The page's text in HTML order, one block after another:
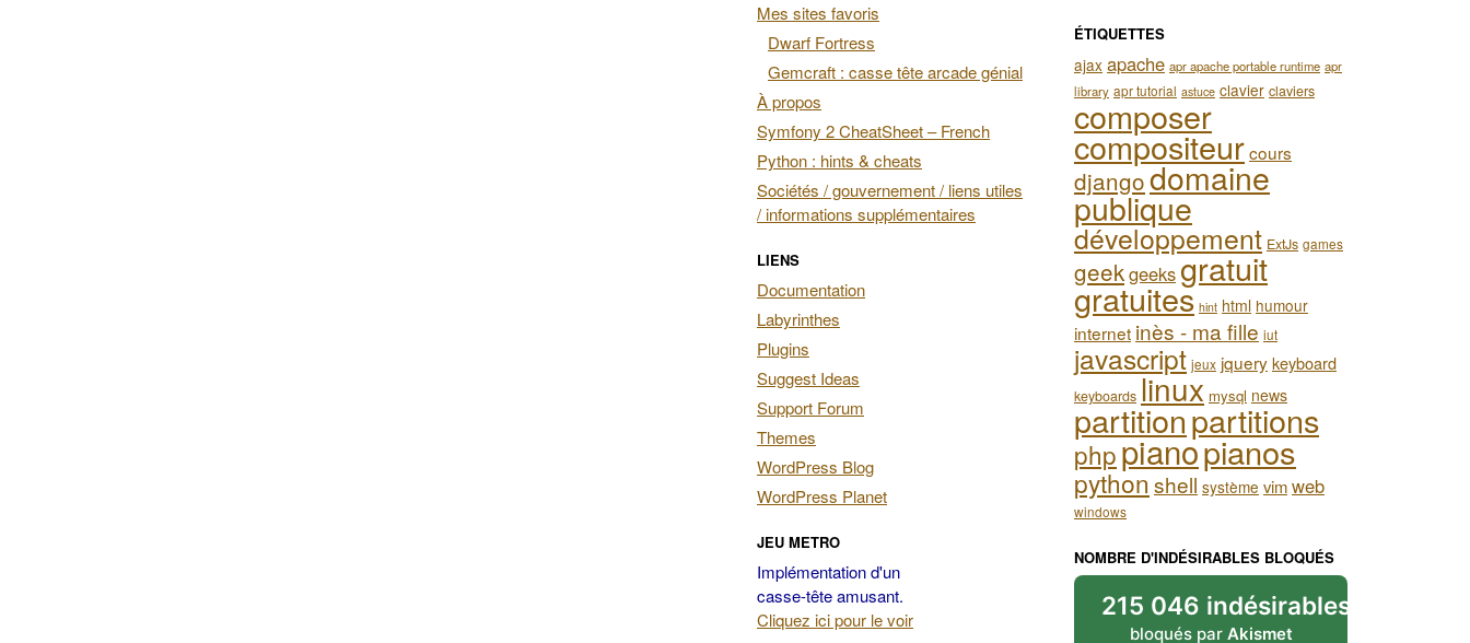
Mes sites favoris
Dwarf Fortress
Gemcraft : casse tête arcade génial
À propos
Symfony 2 CheatSheet – French
Python : hints & cheats
Sociétés / gouvernement / liens utiles
/ informations supplémentaires
LIENS
Documentation
Labyrinthes
Plugins
Suggest Ideas
Support Forum
Themes
WordPress Blog
WordPress Planet
JEU METRO
Implémentation d'un
casse-tête amusant.
Cliquez ici pour le voir
ÉTIQUETTES
ajax apache apr apache portable runtime apr
library apr tutorial astuce clavier claviers
composer
compositeurcours
djangodomaine
publique
développement ExtJs games
geekgeeksgratuit
gratuites hint html humour
internet inès - ma fille iut
javascript jeux jquerykeyboard
keyboards linux mysql news
partitionpartitions
phppianopianos
python shell système vimweb
windows
NOMBRE D'INDÉSIRABLES BLOQUÉS
215 046 indésirables
bloqués par Akismet